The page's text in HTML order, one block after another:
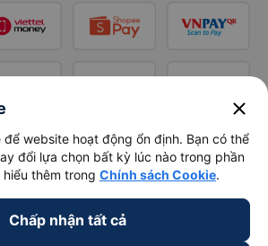
close
để website hoạt động ổn định. Bạn có thể
đổi lựa chọn bất kỳ lúc nào trong phần
thêm trong Chính sách Cookie.
Chấp nhận tất cả